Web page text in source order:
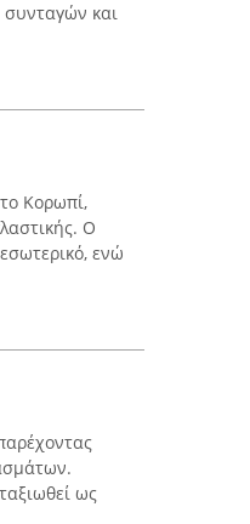
και
Κορωπί,
Ο
ενώ
ως